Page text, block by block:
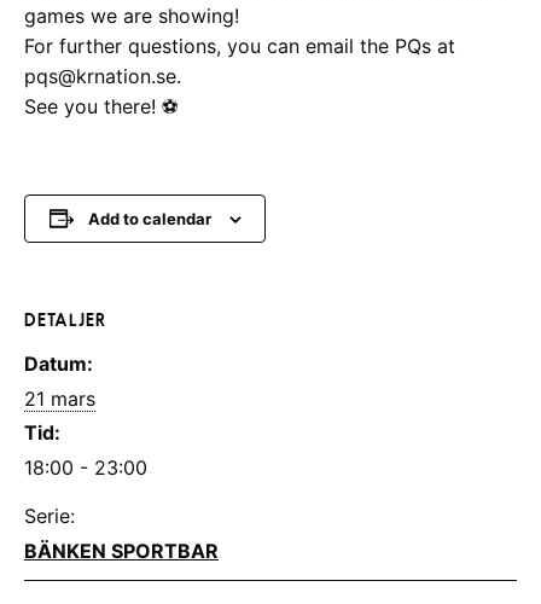
games we are showing!
For further questions, you can email the PQs at
pqs@krnation.se.
See you there! ⚽️
Add to calendar
DETALJER
Datum:
21 mars
Tid:
18:00 - 23:00
Serie:
BÄNKEN SPORTBAR